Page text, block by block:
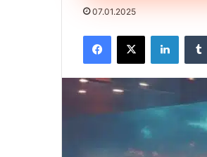
07.01.2025
Facebook
X